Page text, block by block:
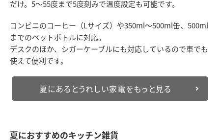
だけ。5～55度まで5度刻みで温度設定も可能です。
コンビニのコーヒー（Lサイズ）や350ml～500ml缶、500ml
までのペットボトルに対応。
デスクのほか、シガーケーブルにも対応しているので車でも
使えて便利です。
夏にあるとうれしい家電をもっと見る
夏におすすめのキッチン雑貨